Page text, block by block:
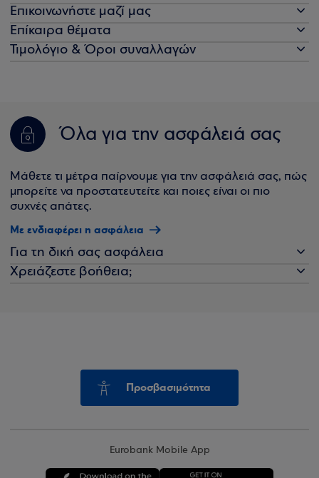
Επικοινωνήστε μαζί μας
Επίκαιρα θέματα
Τιμολόγιο & Όροι συναλλαγών
Όλα για την ασφάλειά σας
Μάθετε τι μέτρα παίρνουμε για την ασφάλειά σας, πώς
μπορείτε να προστατευτείτε και ποιες είναι οι πιο
συχνές απάτες.
Με ενδιαφέρει η ασφάλεια
Για τη δική σας ασφάλεια
Χρειάζεστε βοήθεια;
Προσβασιμότητα
Eurobank Mobile App